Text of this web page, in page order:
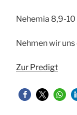
Nehemia 8,9-10
Nehmen wir uns
Zur Predigt